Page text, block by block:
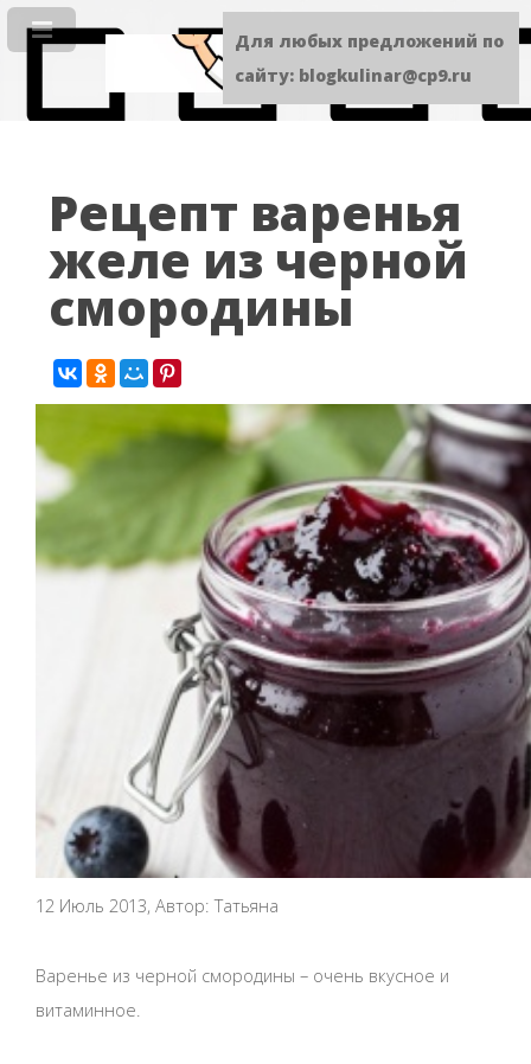
Рецепт варенья
желе из черной
смородины
12 Июль 2013, Автор: Татьяна
Варенье из черной смородины – очень вкусное и
витаминное.
Для любых предложений по
сайту: blogkulinar@cp9.ru